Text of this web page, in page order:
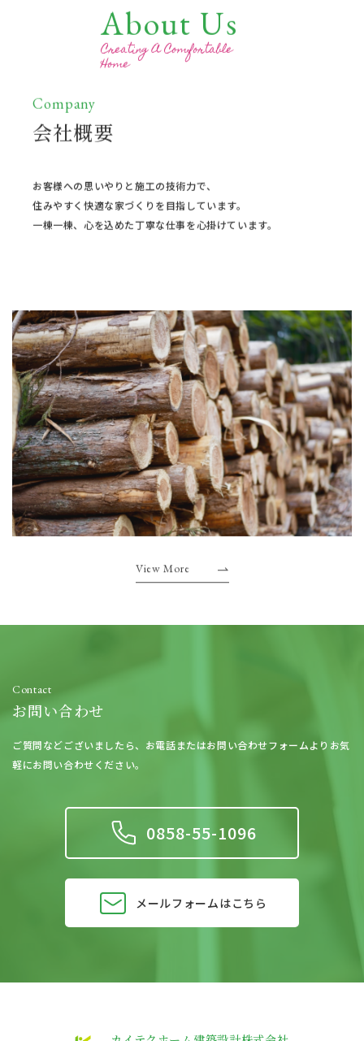
About Us
Creating A Comfortable
Home
Company
会社概要
お客様への思いやりと施工の技術力で、
住みやすく快適な家づくりを目指しています。
一棟一棟、心を込めた丁寧な仕事を心掛けています。
View More
Contact
お問い合わせ
ご質問などございましたら、 お電話またはお問い合わせフォームよりお気
軽にお問い合わせください。
0858-55-1096
メールフォームはこちら